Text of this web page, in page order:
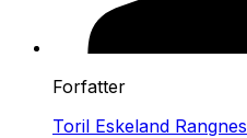
Forfatter
Toril Eskeland Rangnes